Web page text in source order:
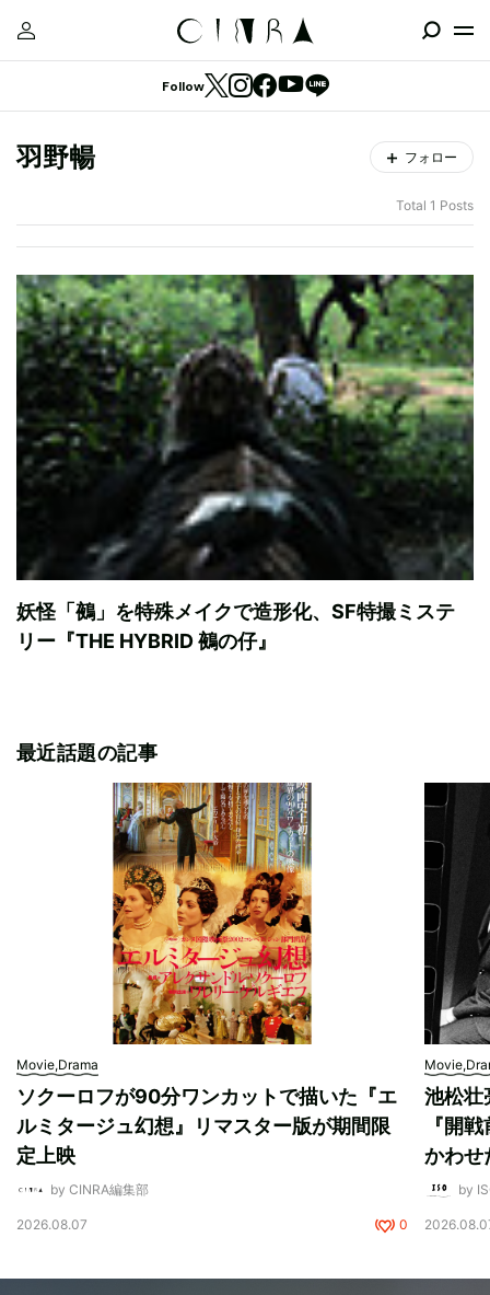
Follow
羽野暢 フォロー
Total 1 Posts
妖怪「鵺」を特殊メイクで造形化、SF特撮ミステ
リー『THE HYBRID 鵺の仔』
最近話題の記事
Movie,Drama
ソクーロフが90分ワンカットで描いた『エ
ルミタージュ幻想』リマスター版が期間限
定上映
by CINRA編集部
2026.08.07 0
池松壮
『開
かわせ
by